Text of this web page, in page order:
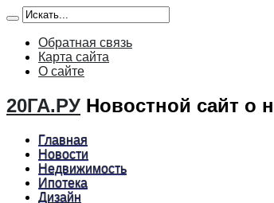
Обратная связь
Карта сайта
О сайте
20ГА.РУ Новостной сайт о
Главная
Новости
Недвижимость
Ипотека
Дизайн